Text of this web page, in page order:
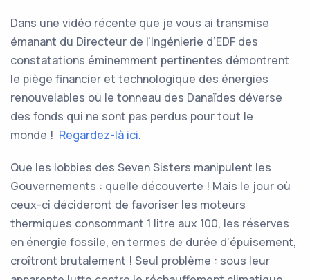
Dans une vidéo récente que je vous ai transmise
émanant du Directeur de l’Ingénierie d’EDF des
constatations éminemment pertinentes démontrent
le piège financier et technologique des énergies
renouvelables où le tonneau des Danaïdes déverse
des fonds qui ne sont pas perdus pour tout le
monde ! Regardez-là ici.
Que les lobbies des Seven Sisters manipulent les
Gouvernements : quelle découverte ! Mais le jour où
ceux-ci décideront de favoriser les moteurs
thermiques consommant 1 litre aux 100, les réserves
en énergie fossile, en termes de durée d’épuisement,
croîtront brutalement ! Seul problème : sous leur